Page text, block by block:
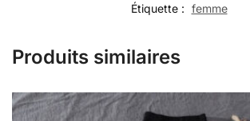
Étiquette : femme
Produits similaires